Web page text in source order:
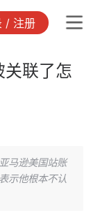
/ 注册
关联了怎
马逊美国站账
示他根本不认